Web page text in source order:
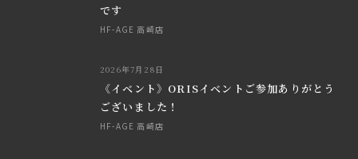
です
HF-AGE 高崎店
2026年7月28日
《イベント》ORISイベントご参加ありがとう
ございました！
HF-AGE 高崎店